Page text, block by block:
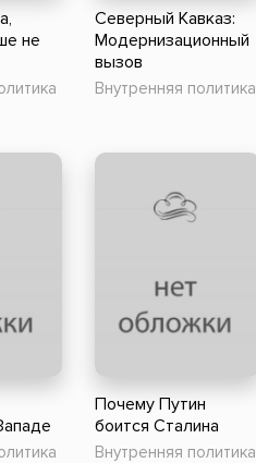
не
Северный Кавказ:
Модернизационный
вызов
Внутренняя политика
Почему Путин
боится Сталина
Внутренняя политика